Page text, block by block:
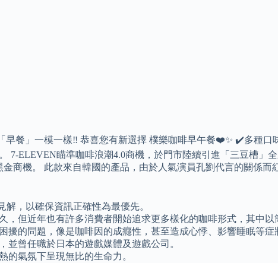
早餐」一模一樣‼️ 恭喜您有新選擇 樸樂咖啡早午餐❤️✨ ✔️多種
7-ELEVEN瞄準咖啡浪潮4.0商機，於門市陸續引進「三豆槽
商機。 此款來自韓國的產品，由於人氣演員孔劉代言的關係
解，以確保資訊正確性為最優先。
但近年也有許多消費者開始追求更多樣化的咖啡形式，其中
的問題，像是咖啡因的成癮性，甚至造成心悸、影響睡眠等症
曾任職於日本的遊戲媒體及遊戲公司。
的氣氛下呈現無比的生命力。